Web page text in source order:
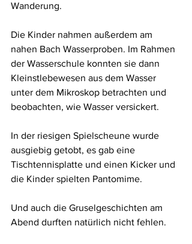
Wanderung.
Die Kinder nahmen außerdem am
nahen Bach Wasserproben. Im Rahmen
der Wasserschule konnten sie dann
Kleinstlebewesen aus dem Wasser
unter dem Mikroskop betrachten und
beobachten, wie Wasser versickert.
In der riesigen Spielscheune wurde
ausgiebig getobt, es gab eine
Tischtennisplatte und einen Kicker und
die Kinder spielten Pantomime.
Und auch die Gruselgeschichten am
Abend durften natürlich nicht fehlen.